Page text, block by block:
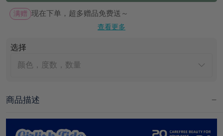
满赠 现在下单，超多赠品免费送～
查看更多
选择
颜色，度数，数量
商品描述